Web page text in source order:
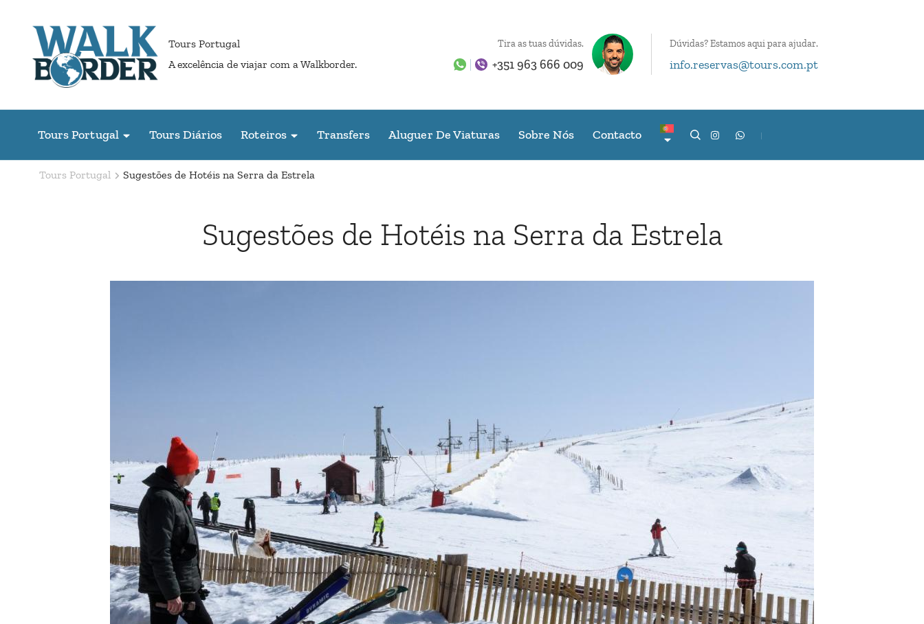
conteúdo
Enter)
Tours Portugal
A excelência de viajar com a Walkborder.
Tira as tuas dúvidas.
+351 963 666 009
Dúvidas? Estamos aqui para ajudar.
info.reservas@tours.com.pt
Tours Portugal Tours Diários Roteiros Transfers Aluguer De Viaturas Sobre Nós Contacto
Tours Portugal Sugestões de Hotéis na Serra da Estrela
Sugestões de Hotéis na Serra da Estrela